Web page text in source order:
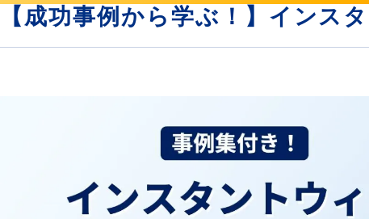
【成功事例から学ぶ！】インス